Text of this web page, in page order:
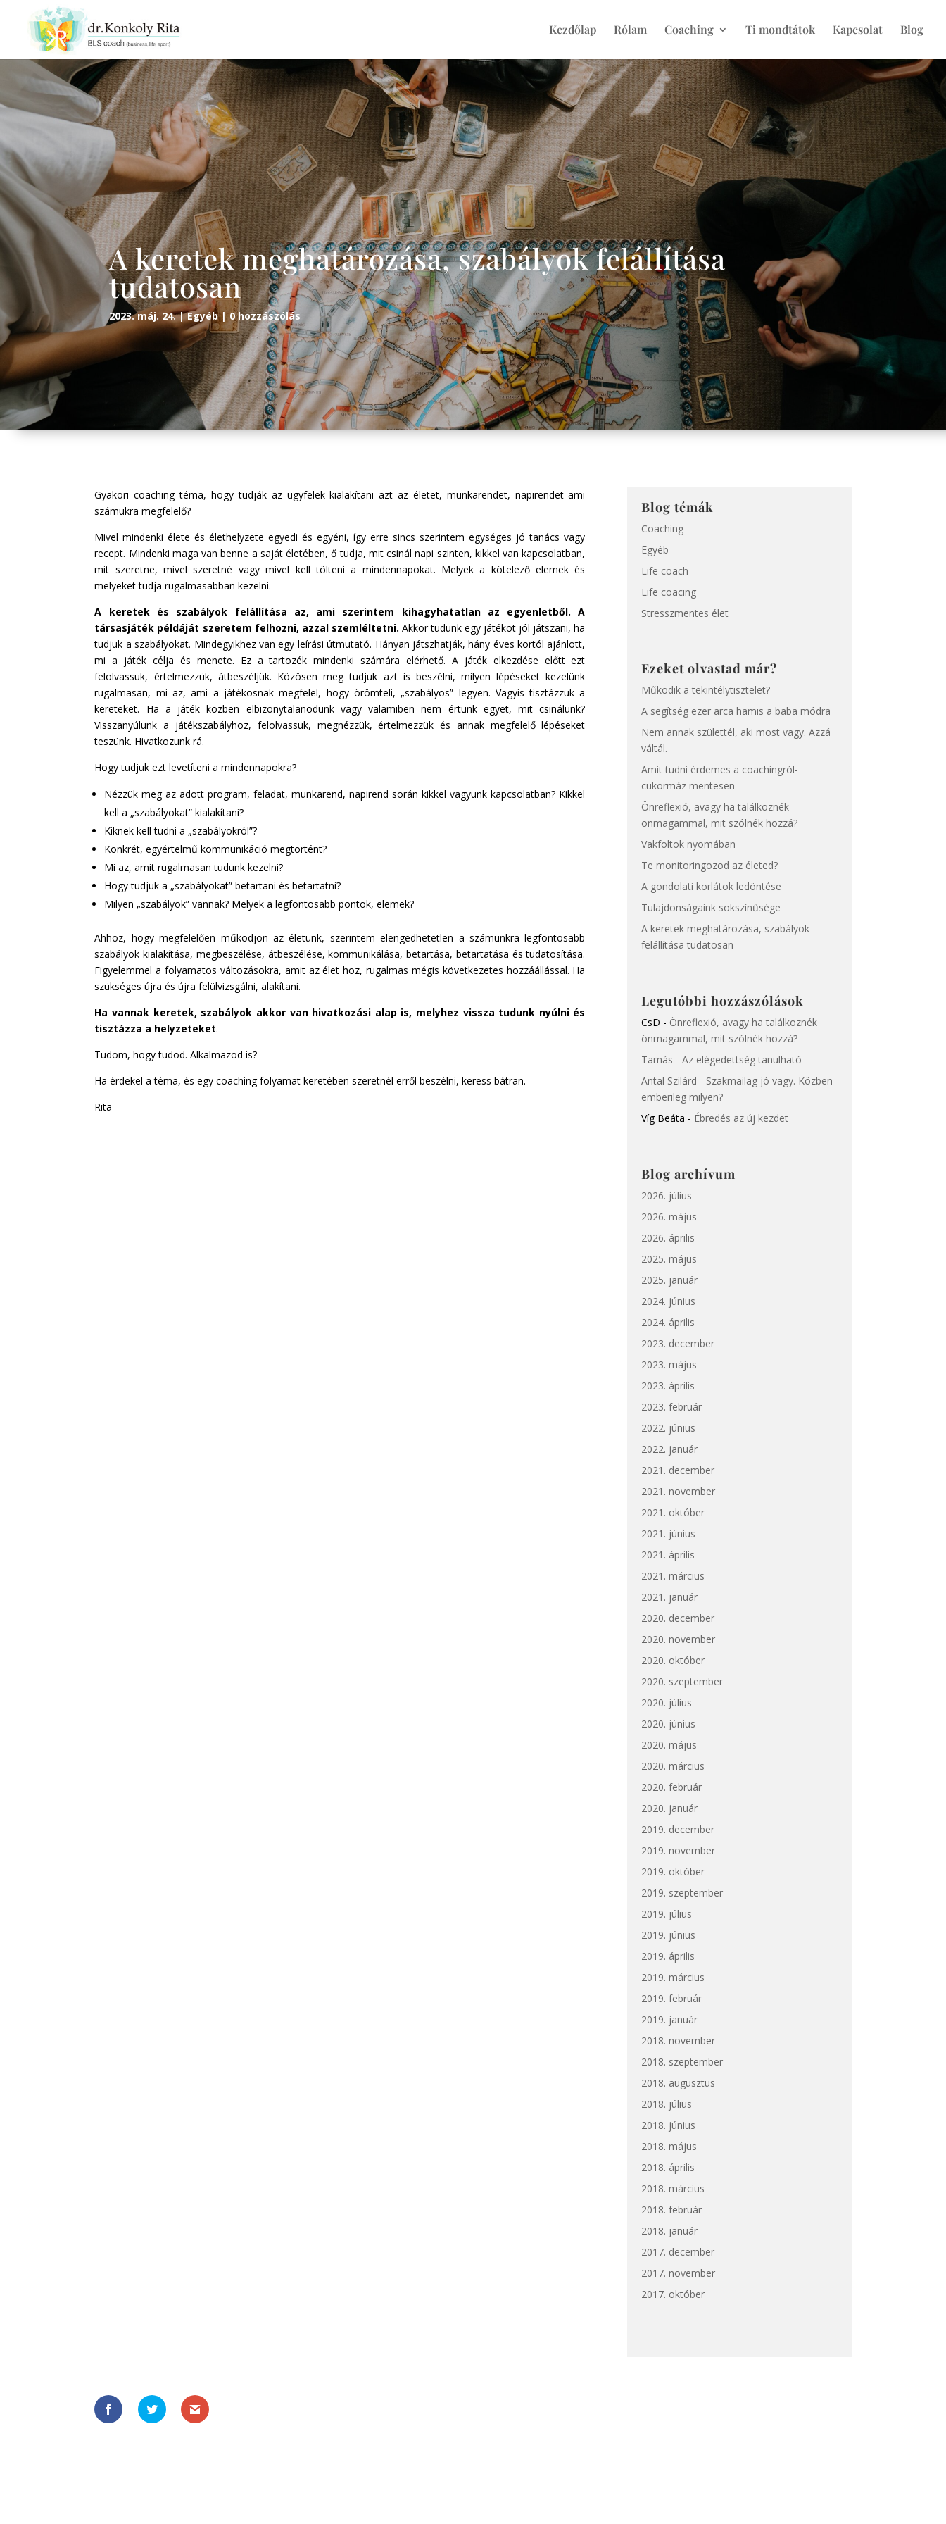
Kezdőlap Rólam Coaching Ti mondtátok Kapcsolat Blog
A keretek meghatározása, szabályok felállítása
tudatosan
2023. máj. 24. Egyéb 0 hozzászólás
Gyakori coaching téma, hogy tudják az ügyfelek kialakítani azt az életet, munkarendet, napirendet ami
számukra megfelelő?
Mivel mindenki élete és élethelyzete egyedi és egyéni, így erre sincs szerintem egységes jó tanács vagy
recept. Mindenki maga van benne a saját életében, ő tudja, mit csinál napi szinten, kikkel van kapcsolatban,
mit szeretne, mivel szeretné vagy mivel kell tölteni a mindennapokat. Melyek a kötelező elemek és
melyeket tudja rugalmasabban kezelni.
A keretek és szabályok felállítása az, ami szerintem kihagyhatatlan az egyenletből.
A
társasjáték példáját szeretem felhozni, azzal szemléltetni. Akkor tudunk egy játékot jól játszani, ha
tudjuk a szabályokat. Mindegyikhez van egy leírási útmutató. Hányan játszhatják, hány éves kortól ajánlott,
mi a játék célja és menete. Ez a tartozék mindenki számára elérhető. A játék elkezdése előtt ezt
felolvassuk, értelmezzük, átbeszéljük. Közösen meg tudjuk azt is beszélni, milyen lépéseket kezelünk
rugalmasan, mi az, ami a játékosnak megfelel, hogy örömteli, „szabályos” legyen. Vagyis tisztázzuk a
kereteket. Ha a játék közben elbizonytalanodunk vagy valamiben nem értünk egyet, mit csinálunk?
Visszanyúlunk a játékszabályhoz, felolvassuk, megnézzük, értelmezzük és annak megfelelő lépéseket
teszünk. Hivatkozunk rá.
Hogy tudjuk ezt levetíteni a mindennapokra?
Nézzük meg az adott program, feladat, munkarend, napirend során kikkel vagyunk kapcsolatban? Kikkel
kell a „szabályokat” kialakítani?
Kiknek kell tudni a „szabályokról”?
Konkrét, egyértelmű kommunikáció megtörtént?
Mi az, amit rugalmasan tudunk kezelni?
Hogy tudjuk a „szabályokat” betartani és betartatni?
Milyen „szabályok” vannak? Melyek a legfontosabb pontok, elemek?
Ahhoz, hogy megfelelően működjön az életünk, szerintem elengedhetetlen a számunkra legfontosabb
szabályok kialakítása, megbeszélése, átbeszélése, kommunikálása, betartása, betartatása és tudatosítása.
Figyelemmel a folyamatos változásokra, amit az élet hoz, rugalmas mégis következetes hozzáállással. Ha
szükséges újra és újra felülvizsgálni, alakítani.
Ha vannak keretek, szabályok akkor van hivatkozási alap is, melyhez vissza tudunk nyúlni és
tisztázza a helyzeteket.
Tudom, hogy tudod. Alkalmazod is?
Ha érdekel a téma, és egy coaching folyamat keretében szeretnél erről beszélni, keress bátran.
Rita
Blog témák
Coaching
Egyéb
Life coach
Life coacing
Stresszmentes élet
Ezeket olvastad már?
Működik a tekintélytisztelet?
A segítség ezer arca hamis a baba módra
Nem annak születtél, aki most vagy. Azzá
váltál.
Amit tudni érdemes a coachingról-
cukormáz mentesen
Önreflexió, avagy ha találkoznék
önmagammal, mit szólnék hozzá?
Vakfoltok nyomában
Te monitoringozod az életed?
A gondolati korlátok ledöntése
Tulajdonságaink sokszínűsége
A keretek meghatározása, szabályok
felállítása tudatosan
Legutóbbi hozzászólások
CsD - Önreflexió, avagy ha találkoznék
önmagammal, mit szólnék hozzá?
Tamás - Az elégedettség tanulható
Antal Szilárd - Szakmailag jó vagy. Közben
emberileg milyen?
Víg Beáta - Ébredés az új kezdet
Blog archívum
2026. július
2026. május
2026. április
2025. május
2025. január
2024. június
2024. április
2023. december
2023. május
2023. április
2023. február
2022. június
2022. január
2021. december
2021. november
2021. október
2021. június
2021. április
2021. március
2021. január
2020. december
2020. november
2020. október
2020. szeptember
2020. július
2020. június
2020. május
2020. március
2020. február
2020. január
2019. december
2019. november
2019. október
2019. szeptember
2019. július
2019. június
2019. április
2019. március
2019. február
2019. január
2018. november
2018. szeptember
2018. augusztus
2018. július
2018. június
2018. május
2018. április
2018. március
2018. február
2018. január
2017. december
2017. november
2017. október